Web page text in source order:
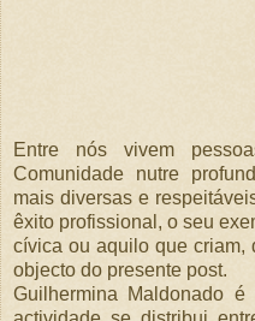
Entre nós vivem
Comunidade nutre
mais diversas e
êxito profissional, o seu
cívica ou aquilo que criam,
objecto do presente post.
Guilhermina Maldonado